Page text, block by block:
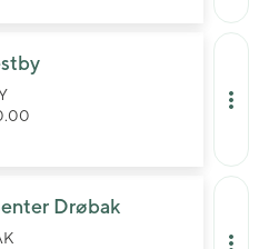
Drøbak